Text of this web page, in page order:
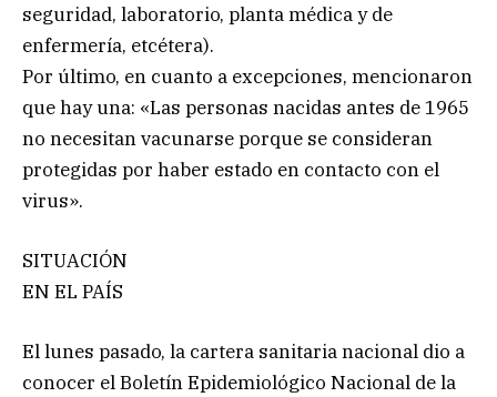
seguridad, laboratorio, planta médica y de
enfermería, etcétera).
Por último, en cuanto a excepciones, mencionaron
que hay una: «Las personas nacidas antes de 1965
no necesitan vacunarse porque se consideran
protegidas por haber estado en contacto con el
virus».
SITUACIÓN
EN EL PAÍS
El lunes pasado, la cartera sanitaria nacional dio a
conocer el Boletín Epidemiológico Nacional de la